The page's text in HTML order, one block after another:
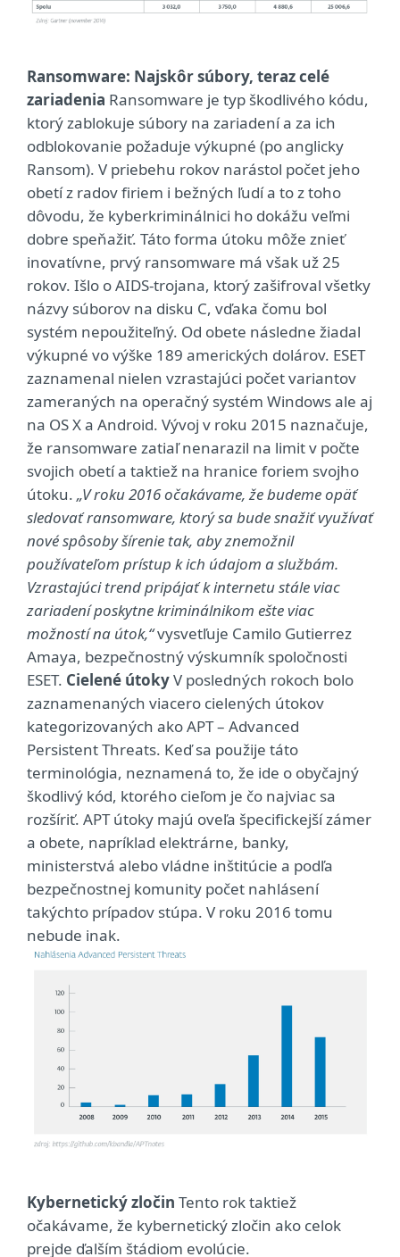
Ransomware: Najskôr súbory, teraz celé
zariadenia Ransomware je typ škodlivého kódu,
ktorý zablokuje súbory na zariadení a za ich
odblokovanie požaduje výkupné (po anglicky
Ransom). V priebehu rokov narástol počet jeho
obetí z radov firiem i bežných ľudí a to z toho
dôvodu, že kyberkriminálnici ho dokážu veľmi
dobre speňažiť. Táto forma útoku môže znieť
inovatívne, prvý ransomware má však už 25
rokov. Išlo o AIDS-trojana, ktorý zašifroval všetky
názvy súborov na disku C, vďaka čomu bol
systém nepoužiteľný. Od obete následne žiadal
výkupné vo výške 189 amerických dolárov. ESET
zaznamenal nielen vzrastajúci počet variantov
zameraných na operačný systém Windows ale aj
na OS X a Android. Vývoj v roku 2015 naznačuje,
že ransomware zatiaľ nenarazil na limit v počte
svojich obetí a taktiež na hranice foriem svojho
útoku. „V roku 2016 očakávame, že budeme opäť
sledovať ransomware, ktorý sa bude snažiť využívať
nové spôsoby šírenie tak, aby znemožnil
používateľom prístup k ich údajom a službám.
Vzrastajúci trend pripájať k internetu stále viac
zariadení poskytne kriminálnikom ešte viac
možností na útok,“vysvetľuje Camilo Gutierrez
Amaya, bezpečnostný výskumník spoločnosti
ESET. Cielené útokyV posledných rokoch bolo
zaznamenaných viacero cielených útokov
kategorizovaných ako APT – Advanced
Persistent Threats. Keď sa použije táto
terminológia, neznamená to, že ide o obyčajný
škodlivý kód, ktorého cieľom je čo najviac sa
rozšíriť. APT útoky majú oveľa špecifickejší zámer
a obete, napríklad elektrárne, banky,
ministerstvá alebo vládne inštitúcie a podľa
bezpečnostnej komunity počet nahlásení
takýchto prípadov stúpa. V roku 2016 tomu
nebude inak.
Kybernetický zločin Tento rok taktiež
očakávame, že kybernetický zločin ako celok
prejde ďalším štádiom evolúcie.